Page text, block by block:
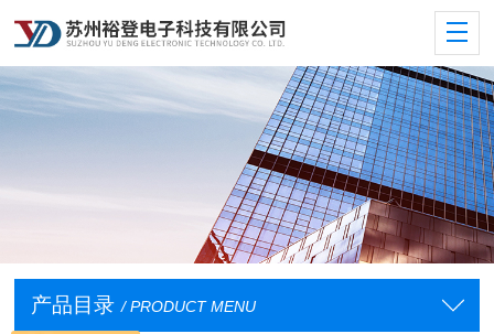
产品目录 / PRODUCT MENU